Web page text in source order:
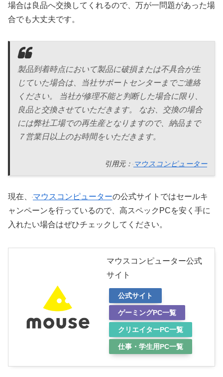
場合は良品へ交換してくれるので、万が一問題があった場
合でも大丈夫です。
製品到着時点において製品に破損または不具合が生
じていた場合は、当社サポートセンターまでご連絡
ください。 当社が修理不能と判断した場合に限り、
良品と交換させていただきます。 なお、交換の場合
には弊社工場での再生産となりますので、納品まで
７営業日以上のお時間をいただきます。
引用元： マウスコンピューター
現在、 マウスコンピューターの公式サイトではセールキ
ャンペーンを行っているので、高スペックPCを安く手に
入れたい場合はぜひチェックしてください。
マウスコンピューター公式
サイト
公式サイト
ゲーミングPC一覧
クリエイターPC一覧
仕事・学生用PC一覧